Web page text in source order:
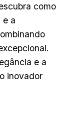
como
e a
e a
inovador